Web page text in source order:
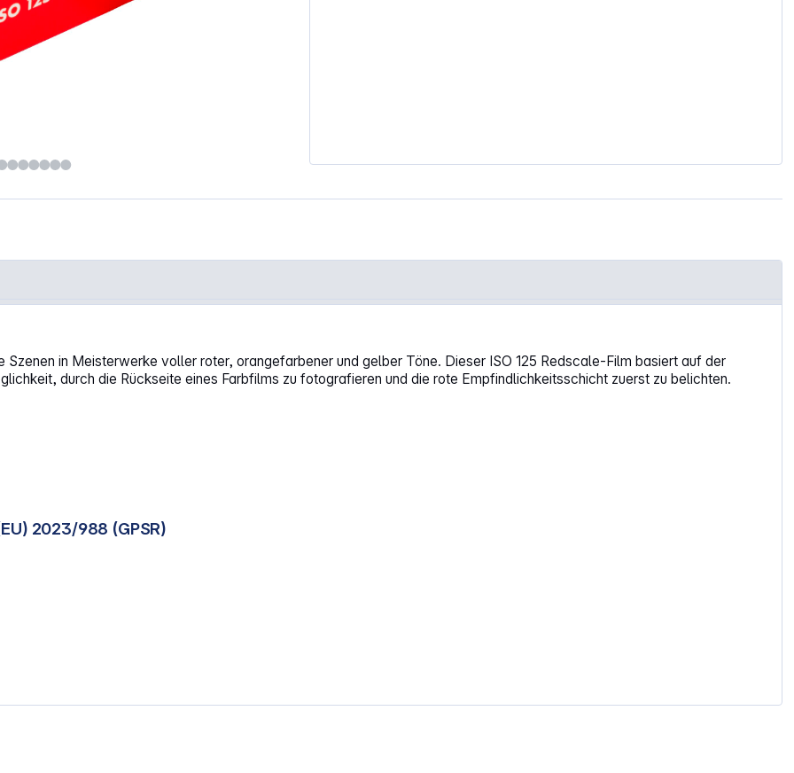
in Meisterwerke voller roter, orangefarbener und gelber Töne. Dieser ISO 125 Redscale-Film basiert auf der
durch die Rückseite eines Farbfilms zu fotografieren und die rote Empfindlichkeitsschicht zuerst zu belichten.
2023/988 (GPSR)